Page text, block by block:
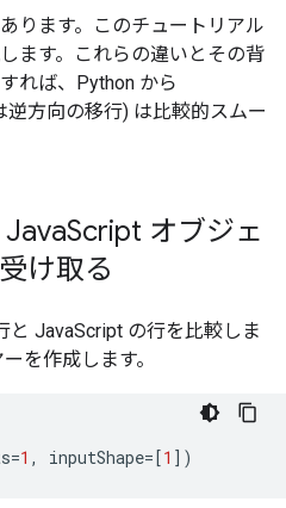
ります。このチュートリアル
ます。これらの違いとその背
れば、Python から
方向の移行) は比較的スムー
Script オブジェ
け取る
と JavaScript の行を比較しま
を作成します。
=1 , inputShape=[1 ])